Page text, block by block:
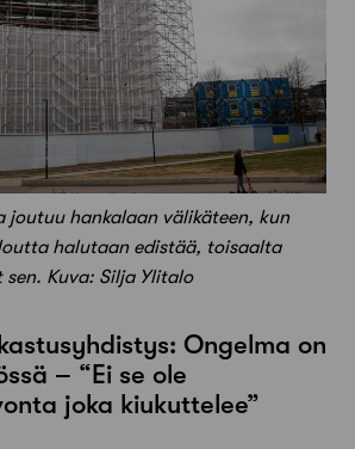
joutuu hankalaan välikäteen, kun
halutaan edistää, toisaalta
sen. Kuva: Silja Ylitalo
Ongelma on
– “Ei se ole
joka kiukuttelee”